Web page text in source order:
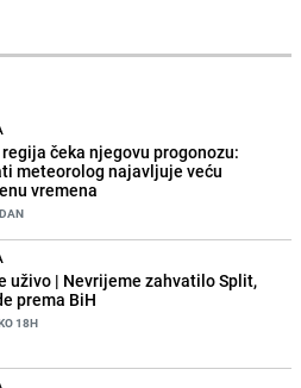
čeka njegovu progonozu:
meteorolog najavljuje veću
vremena
uživo | Nevrijeme zahvatilo Split,
prema BiH
18H